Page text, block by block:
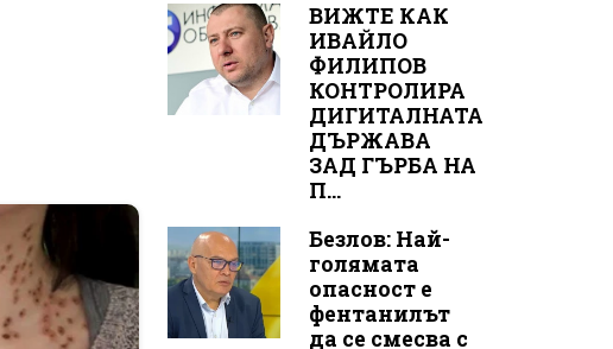
ВИЖТЕ КАК
ИВАЙЛО
ФИЛИПОВ
КОНТРОЛИРА
ДИГИТАЛНАТА
ДЪРЖАВА
ЗАД ГЪРБА НА
П...
Безлов: Най-
голямата
опасност е
фентанилът
да се смесва с